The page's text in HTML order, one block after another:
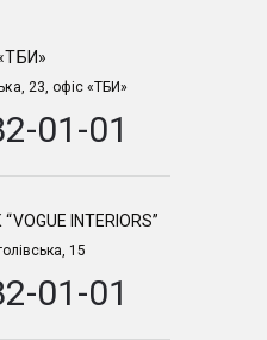
23, офіс «ТБИ»
01-01
INTERIORS”
15
01-01